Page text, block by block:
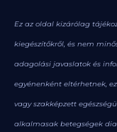
Ez az oldal kizárólag
kiegészítőkről, és nem
adagolási javaslatok és
egyénenként eltérhetnek,
vagy szakképzett
alkalmasak betegségek